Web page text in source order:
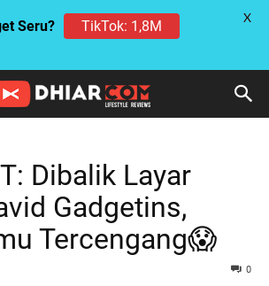
Dibalik Layar
Gadgetins,
Tercengang😱
0
Seru? TikTok: 1,8M X